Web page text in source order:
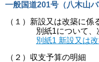
一般国道201号（八木山
（１）新設又は改築に係
別紙1について、
別紙1 新設又は
（２）収支予算の明細